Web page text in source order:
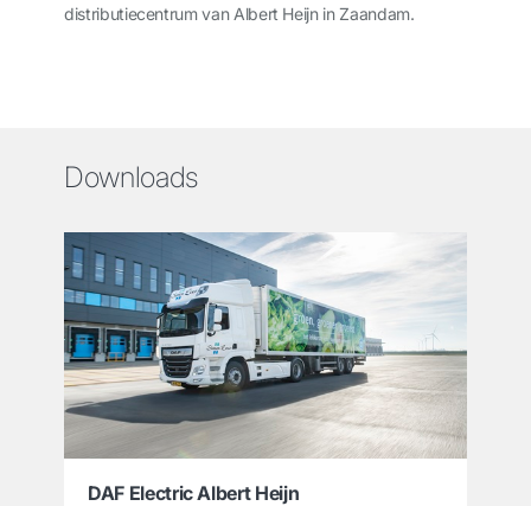
distributiecentrum van Albert Heijn in Zaandam.
Downloads
DAF Electric Albert Heijn